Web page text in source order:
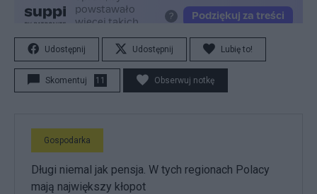
Udostępnij Udostępnij Lubię to!
Skomentuj 11 Obserwuj notkę
Gospodarka
Długi niemal jak pensja. W tych regionach Polacy
mają największy kłopot